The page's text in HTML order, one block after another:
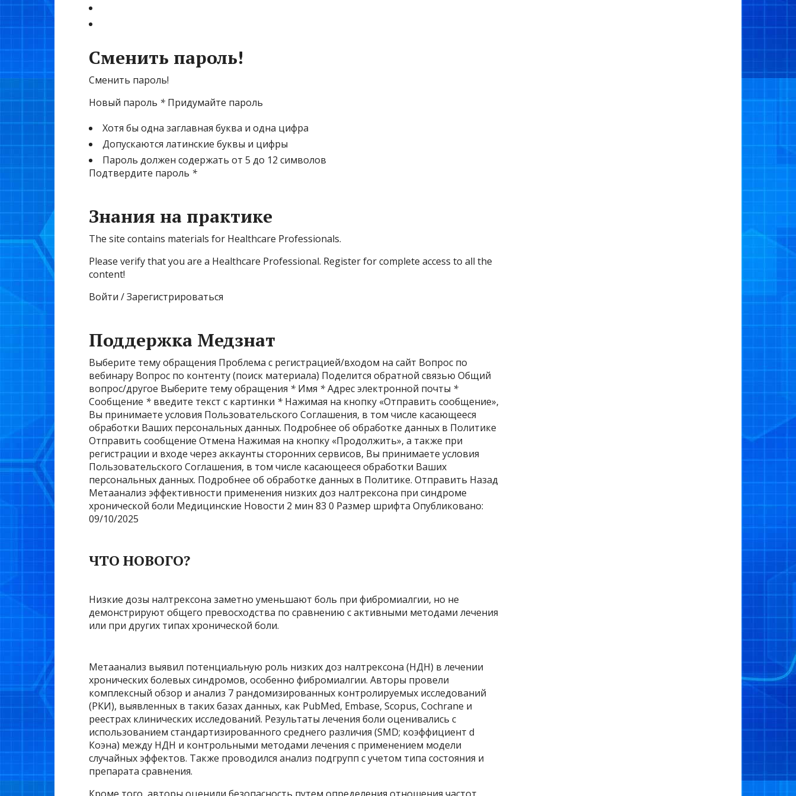
Сменить пароль!
Сменить пароль!
Новый пароль * Придумайте пароль
Хотя бы одна заглавная буква и одна цифра
Допускаются латинские буквы и цифры
Пароль должен содержать от 5 до 12 символов
Подтвердите пароль *
Знания на практике
The site contains materials for Healthcare Professionals.
Please verify that you are a Healthcare Professional. Register for complete access to all the
content!
Войти / Зарегистрироваться
Поддержка Медзнат
Выберите тему обращения Проблема с регистрацией/входом на сайт Вопрос по
вебинару Вопрос по контенту (поиск материала) Поделится обратной связью Общий
вопрос/другое Выберите тему обращения * Имя *Адрес электронной почты *
Сообщение * введите текст с картинки * Нажимая на кнопку «Отправить сообщение»,
Вы принимаете условия Пользовательского Соглашения, в том числе касающееся
обработки Ваших персональных данных. Подробнее об обработке данных в Политике
Отправить сообщение Отмена Нажимая на кнопку «Продолжить», а также при
регистрации и входе через аккаунты сторонних сервисов, Вы принимаете условия
Пользовательского Соглашения, в том числе касающееся обработки Ваших
персональных данных. Подробнее об обработке данных в Политике. Отправить Назад
Метаанализ эффективности применения низких доз налтрексона при синдроме
хронической боли Медицинские Новости 2 мин 83 0 Размер шрифта Опубликовано:
09/10/2025
ЧТО НОВОГО?
Низкие дозы налтрексона заметно уменьшают боль при фибромиалгии, но не
демонстрируют общего превосходства по сравнению с активными методами лечения
или при других типах хронической боли.
Метаанализ выявил потенциальную роль низких доз налтрексона (НДН) в лечении
хронических болевых синдромов, особенно фибромиалгии. Авторы провели
комплексный обзор и анализ 7 рандомизированных контролируемых исследований
(РКИ), выявленных в таких базах данных, как PubMed, Embase, Scopus, Cochrane и
реестрах клинических исследований. Результаты лечения боли оценивались с
использованием стандартизированного среднего различия (SMD; коэффициент d
Коэна) между НДН и контрольными методами лечения с применением модели
случайных эффектов. Также проводился анализ подгрупп с учетом типа состояния и
препарата сравнения.